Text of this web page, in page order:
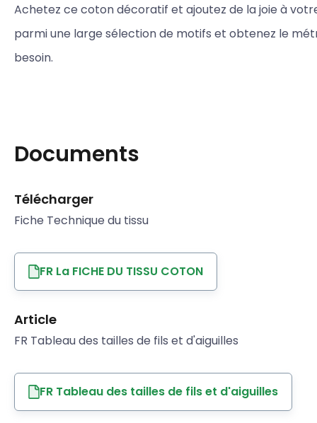
Achetez ce coton décoratif et ajoutez de la joie à
parmi une large sélection de motifs et obtenez le
besoin.
Documents
Télécharger
Fiche Technique du tissu
FR La FICHE DU TISSU COTON
Article
FR Tableau des tailles de fils et d'aiguilles
FR Tableau des tailles de fils et d'aiguilles